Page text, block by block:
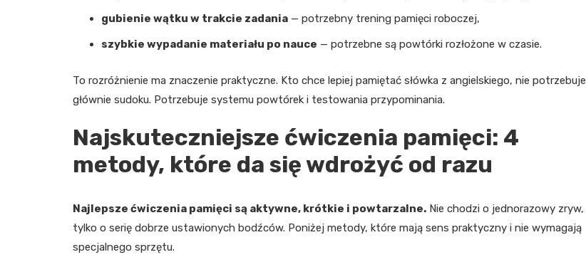
gubienie wątku w trakcie zadania — potrzebny trening pamięci roboczej,
szybkie wypadanie materiału po nauce — potrzebne są powtórki rozłożone w czasie.
To rozróżnienie ma znaczenie praktyczne. Kto chce lepiej pamiętać słówka z angielskiego, nie potrzebuje
głównie sudoku. Potrzebuje systemu powtórek i testowania przypominania.
Najskuteczniejsze ćwiczenia pamięci: 4
metody, które da się wdrożyć od razu
Najlepsze ćwiczenia pamięci są aktywne, krótkie i powtarzalne. Nie chodzi o jednorazowy zryw,
tylko o serię dobrze ustawionych bodźców. Poniżej metody, które mają sens praktyczny i nie wymagają
specjalnego sprzętu.